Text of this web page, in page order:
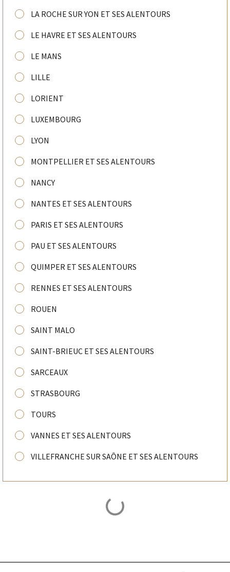
LA ROCHE SUR YON ET SES ALENTOURS
LE HAVRE ET SES ALENTOURS
LE MANS
LILLE
LORIENT
LUXEMBOURG
LYON
MONTPELLIER ET SES ALENTOURS
NANCY
NANTES ET SES ALENTOURS
PARIS ET SES ALENTOURS
PAU ET SES ALENTOURS
QUIMPER ET SES ALENTOURS
RENNES ET SES ALENTOURS
ROUEN
SAINT MALO
SAINT-BRIEUC ET SES ALENTOURS
SARCEAUX
STRASBOURG
TOURS
VANNES ET SES ALENTOURS
VILLEFRANCHE SUR SAÔNE ET SES ALENTOURS